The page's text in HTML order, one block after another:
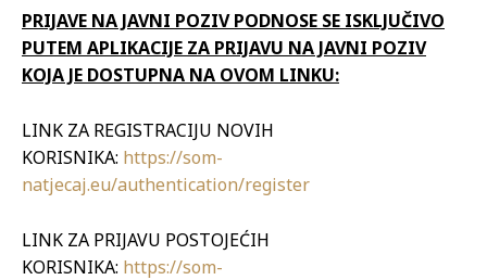
PRIJAVE NA JAVNI POZIV PODNOSE SE ISKLJUČIVO
PUTEM APLIKACIJE ZA PRIJAVU NA JAVNI POZIV
KOJA JE DOSTUPNA NA OVOM LINKU:
LINK ZA REGISTRACIJU NOVIH
KORISNIKA: https://som-
natjecaj.eu/authentication/register
LINK ZA PRIJAVU POSTOJEĆIH
KORISNIKA: https://som-